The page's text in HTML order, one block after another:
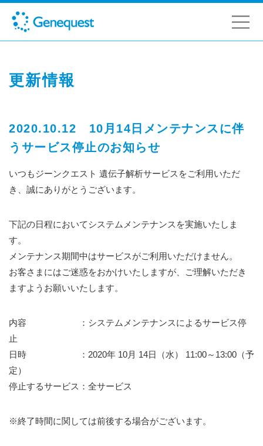
更新情報
2020.10.12 10月14日メンテナンスに伴
うサービス停止のお知らせ
いつもジーンクエスト 遺伝子解析サービスをご利用いただ
き、誠にありがとうございます。
下記の日程においてシステムメンテナンスを実施いたしま
す。
メンテナンス期間中はサービスがご利用いただけません。
お客さまにはご迷惑をおかけいたしますが、ご理解いただき
ますようお願いいたします。
内容 ：システムメンテナンスによるサービス停
止
日時 ：2020年 10月 14日（水） 11:00～13:00（予
定）
停止するサービス：全サービス
※終了時間に関しては前後する場合がございます。